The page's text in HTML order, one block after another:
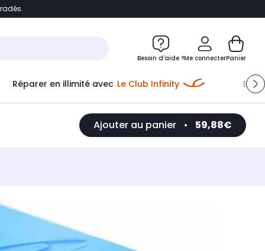
Accéder directement au chatbot
Besoin d'aide ?Me connecterPanier
Réparer en illimité avec Le Club Infinity
Ajouter au panier • 59,88€